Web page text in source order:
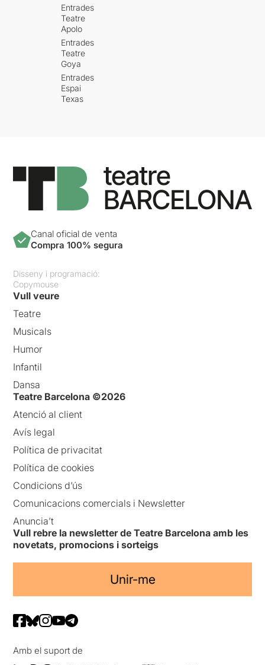
Entrades
Teatre
Apolo
Entrades
Teatre
Goya
Entrades
Espai
Texas
Canal oficial de venta
Compra 100% segura
Disseny i programació:
Copymouse
Vull veure
Teatre
Musicals
Humor
Infantil
Dansa
Teatre Barcelona ©2026
Atenció al client
Avís legal
Política de privacitat
Política de cookies
Condicions d’ús
Comunicacions comercials i Newsletter
Anuncia’t
Vull rebre la newsletter de Teatre Barcelona amb les
novetats, promocions i sorteigs
Unir-me
Amb el suport de